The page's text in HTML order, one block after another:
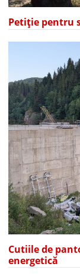
Petiție pentru
Cutiile de
energetică